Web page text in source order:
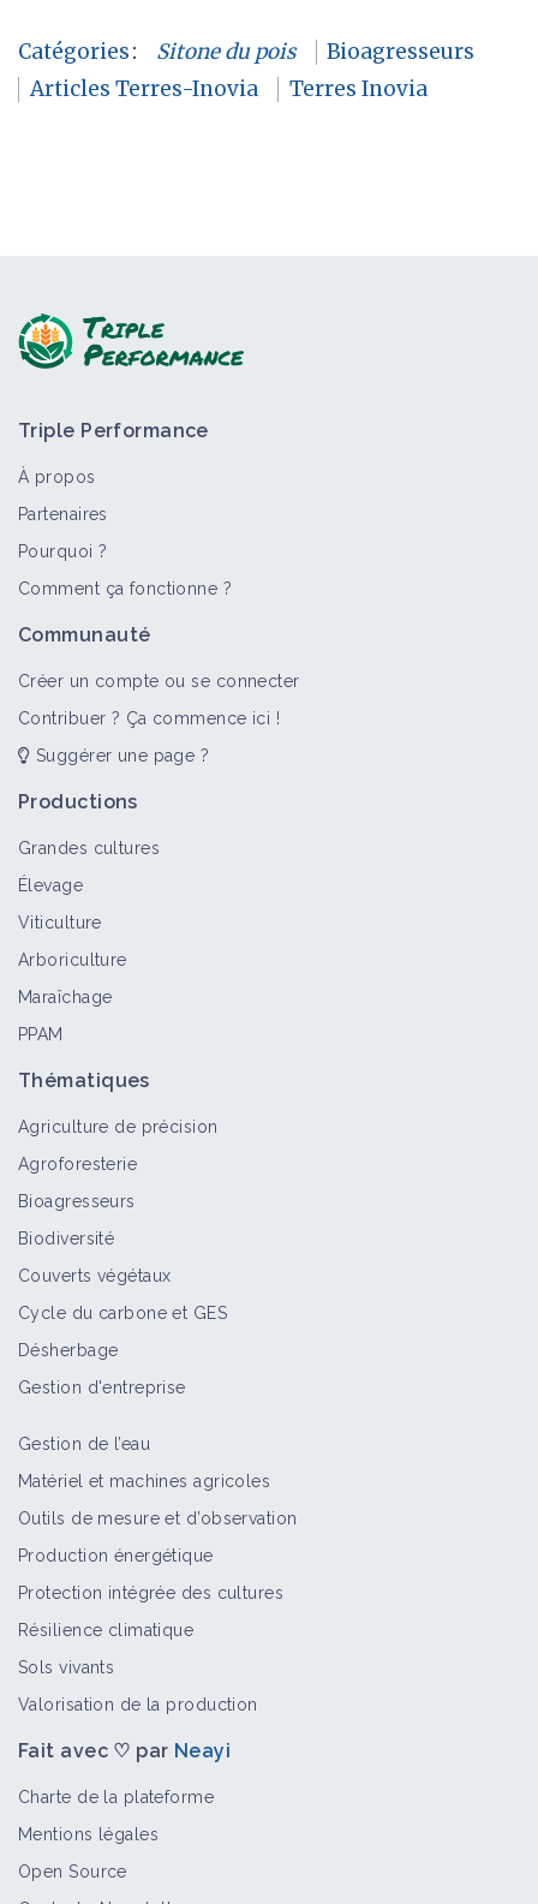
Catégories: Sitone du pois
Bioagresseurs
Articles Terres-Inovia
Terres Inovia
Triple Performance
À propos
Partenaires
Pourquoi ?
Comment ça fonctionne ?
Communauté
Créer un compte ou se connecter
Contribuer ? Ça commence ici !
Suggérer une page ?
Productions
Grandes cultures
Élevage
Viticulture
Arboriculture
Maraîchage
PPAM
Thématiques
Agriculture de précision
Agroforesterie
Bioagresseurs
Biodiversité
Couverts végétaux
Cycle du carbone et GES
Désherbage
Gestion d'entreprise
Gestion de l’eau
Matériel et machines agricoles
Outils de mesure et d’observation
Production énergétique
Protection intégrée des cultures
Résilience climatique
Sols vivants
Valorisation de la production
Fait avec ♡ par Neayi
Charte de la plateforme
Mentions légales
Open Source